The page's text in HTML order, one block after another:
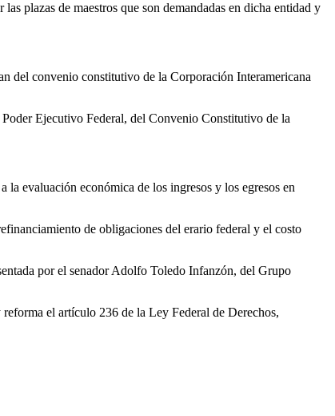
plazas de maestros que son demandadas en dicha entidad y
del convenio constitutivo de la Corporación Interamericana
Ejecutivo Federal, del Convenio Constitutivo de la
evaluación económica de los ingresos y los egresos en
de obligaciones del erario federal y el costo
por el senador Adolfo Toledo Infanzón, del Grupo
el artículo 236 de la Ley Federal de Derechos,